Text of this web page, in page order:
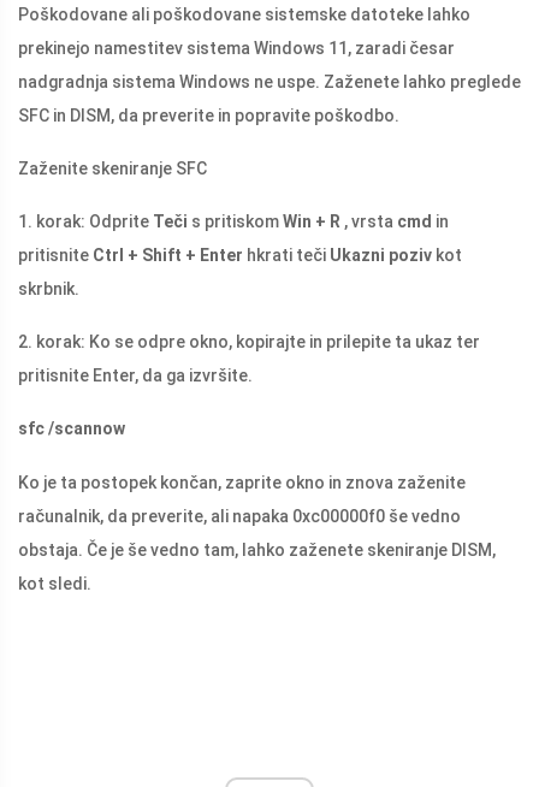
Poškodovane ali poškodovane sistemske datoteke lahko
prekinejo namestitev sistema Windows 11, zaradi česar
nadgradnja sistema Windows ne uspe. Zaženete lahko preglede
SFC in DISM, da preverite in popravite poškodbo.
Zaženite skeniranje SFC
1. korak: Odprite Teči s pritiskomWin + R , vrsta cmd in
pritisnite Ctrl + Shift + Enter hkrati teči Ukazni poziv kot
skrbnik.
2. korak: Ko se odpre okno, kopirajte in prilepite ta ukaz ter
pritisnite Enter, da ga izvršite.
sfc /scannow
Ko je ta postopek končan, zaprite okno in znova zaženite
računalnik, da preverite, ali napaka 0xc00000f0 še vedno
obstaja. Če je še vedno tam, lahko zaženete skeniranje DISM,
kot sledi.